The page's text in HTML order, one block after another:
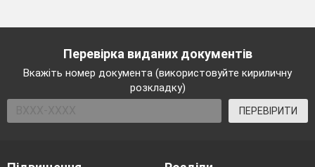
Перевірка виданих документів
Вкажіть номер документа (використовуйте кириличну
розкладку)
ПЕРЕВІРИТИ